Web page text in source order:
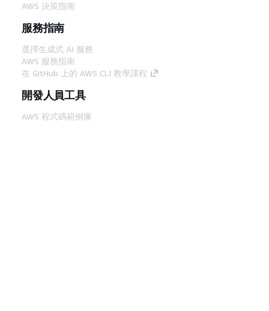
AWS 決策指南
服務指南
選擇生成式 AI 服務
AWS 服務指南
在 GitHub 上的 AWS CLI 教學課程
開發人員工具
AWS 程式碼範例庫